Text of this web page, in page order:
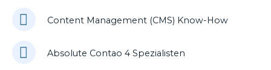
Content Management (CMS) Know-How
Absolute Contao 4 Spezialisten